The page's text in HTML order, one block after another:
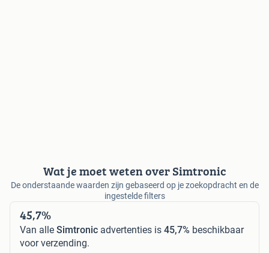
Wat je moet weten over Simtronic
De onderstaande waarden zijn gebaseerd op je zoekopdracht en de
ingestelde filters
45,7%
Van alle Simtronic advertenties is 45,7% beschikbaar
voor verzending.